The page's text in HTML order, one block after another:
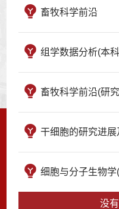
畜牧科学前沿
组学数据分析(本
畜牧科学前沿(研
干细胞的研究进
细胞与分子生物
没